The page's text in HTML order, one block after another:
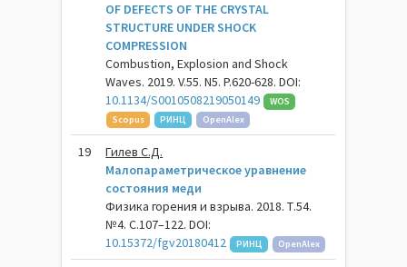
OF DEFECTS OF THE CRYSTAL
STRUCTURE UNDER SHOCK
COMPRESSION
Combustion, Explosion and Shock
Waves. 2019. V.55. N5. P.620-628. DOI:
10.1134/S0010508219050149
WOS
Scopus
РИНЦ OpenAlex
19
Гилев С.Д.
Малопараметрическое уравнение
состояния меди
Физика горения и взрыва. 2018. Т.54.
№4. С.107–122. DOI:
10.15372/fgv20180412
РИНЦ OpenAlex